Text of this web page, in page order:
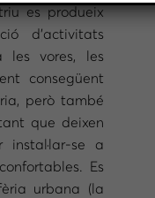
es produeix
d’activitats
les vores, les
consegüent
però també
que deixen
instal·lar-se a
Es
urbana (la